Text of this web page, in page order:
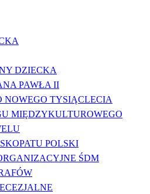
DZIECKA
PAWŁA II
NOWEGO TYSIĄCLECIA
MIĘDZYKULTUROWEGO
POLSKI
ŚDM